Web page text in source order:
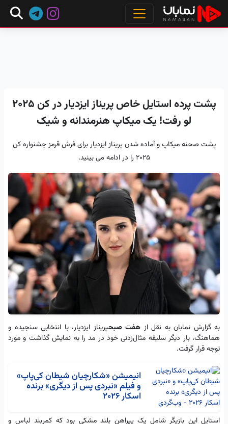
پشت پرده استایل خاص پریناز ایزدیار در کن ۲۰۲۵
لو رفت! یک میکاپ هنرمندانه و شیک
پشت صحنه میکاپ و آماده شدن پریناز ایزدیار برای فرش قرمز جشنواره کن
2025 را در ادامه می بینید.
به گزارش نمابان به نقل از هفت صبحپریناز ایزدیار، با انتخابی سنجیده و
هماهنگ، بار دیگر سلیقه مثال‌زدنی خود در مد را به نمایش گذاشت و مورد
توجه قرار گرفت.
انیمیشن «شکارچیان شیطان کی‌پاپ»
و فیلم «نبردی پس از دیگری» برنده
اسکار 2026
استایل این بازیگر شامل یک پیراهن بلند مشکی بود که کمربند لباس و